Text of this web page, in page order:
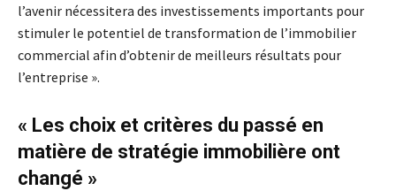
l’avenir nécessitera des investissements importants pour
stimuler le potentiel de transformation de l’immobilier
commercial afin d’obtenir de meilleurs résultats pour
l’entreprise ».
« Les choix et critères du passé en
matière de stratégie immobilière ont
changé »